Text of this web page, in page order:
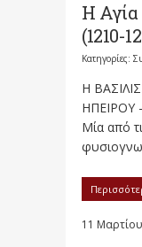
Η
(1210-
Κατηγορίες:
Η
ΗΠΕΙΡΟΥ
Μία από
11